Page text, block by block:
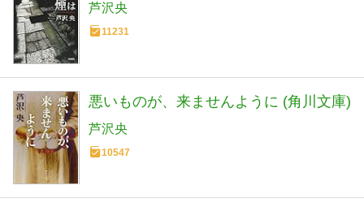
芦沢央
11231
悪いものが、来ませんように (角川文庫)
芦沢央
10547